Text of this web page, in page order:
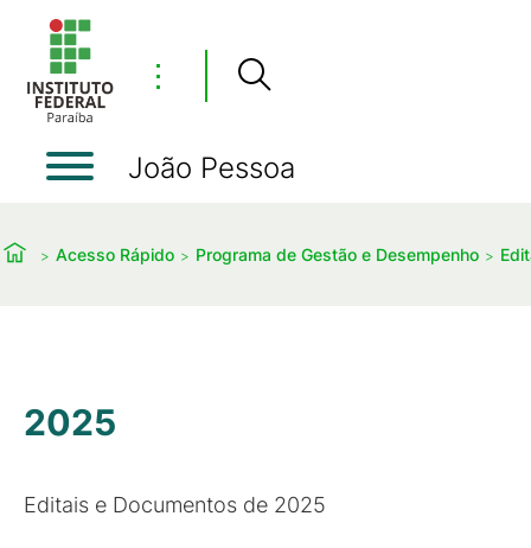
⋮
João Pessoa
Acesso Rápido Programa de Gestão e Desempenho
2025
Editais e Documentos de 2025